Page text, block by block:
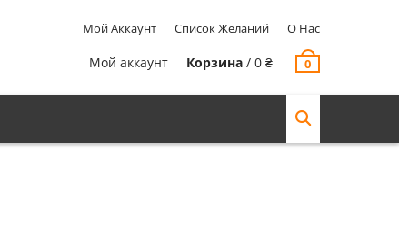
Мой Аккаунт Список Желаний О Нас
Мой аккаунт Корзина / 0 ₴ 0